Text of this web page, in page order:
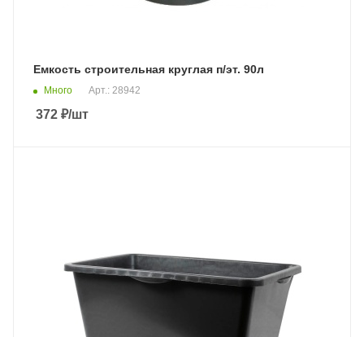
Емкость строительная круглая п/эт. 90л
Много Арт.: 28942
372 ₽/шт